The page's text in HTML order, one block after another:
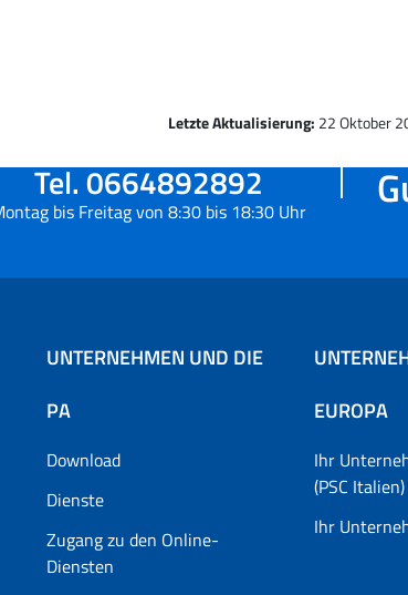
Letzte Aktualisierung: 22 Oktober
Tel. 0664892892
bis Freitag von 8:30 bis 18:30 Uhr
UNTERNEHMEN UND DIE
PA
Download
Dienste
Zugang zu den Online-
Diensten
EUROPA
Ihr
(PSC Italien)
Ihr